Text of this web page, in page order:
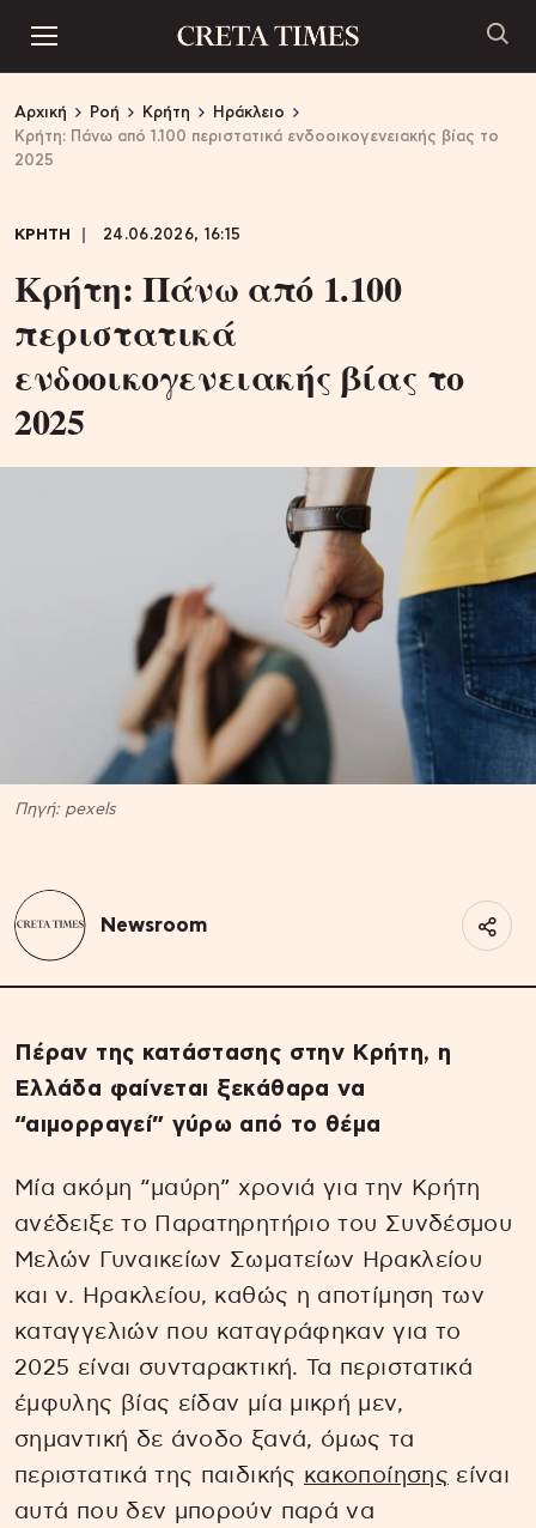
Αρχική Ροή Κρήτη
Ηράκλειο
Κρήτη: Πάνω από 1.100 περιστατικά ενδοοικογενειακής βίας το
2025
ΚΡΗΤΗ 24.06.2026, 16:15
Κρήτη: Πάνω από 1.100
περιστατικά
ενδοοικογενειακής βίας το
2025
Πηγή: pexels
Newsroom
Πέραν της κατάστασης στην Κρήτη, η
Ελλάδα φαίνεται ξεκάθαρα να
“αιμορραγεί” γύρω από το θέμα
Μία ακόμη “μαύρη” χρονιά για την Κρήτη
ανέδειξε το Παρατηρητήριο του Συνδέσμου
Μελών Γυναικείων Σωματείων Ηρακλείου
και ν. Ηρακλείου, καθώς η αποτίμηση των
καταγγελιών που καταγράφηκαν για το
2025 είναι συνταρακτική. Τα περιστατικά
έμφυλης βίας είδαν μία μικρή μεν,
σημαντική δε άνοδο ξανά, όμως τα
περιστατικά της παιδικής κακοποίησης είναι
αυτά που δεν μπορούν παρά να